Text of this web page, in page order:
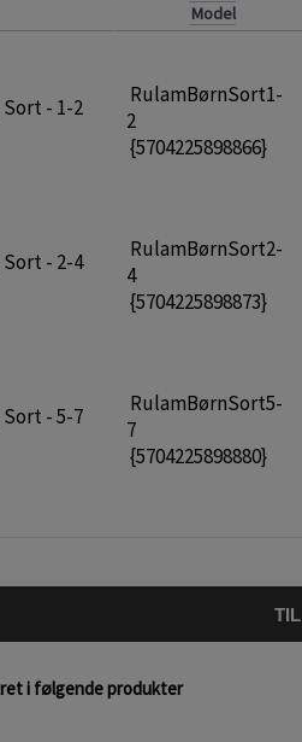
Model
RulamBørnSort1-
2
{5704225898866}
RulamBørnSort2-
4
{5704225898873}
RulamBørnSort5-
7
{5704225898880}
i følgende produkter